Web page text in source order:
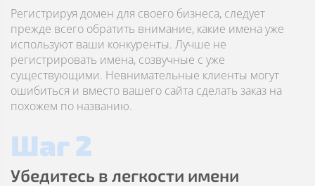
Регистрируя домен для своего бизнеса, следует
прежде всего обратить внимание, какие имена уже
используют ваши конкуренты. Лучше не
регистрировать имена, созвучные с уже
существующими. Невнимательные клиенты могут
ошибиться и вместо вашего сайта сделать заказ на
похожем по названию.
Шаг 2
Убедитесь в легкости имени